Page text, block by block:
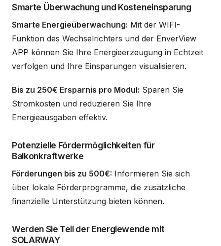
Smarte Überwachung und Kosteneinsparung
Smarte Energieüberwachung: Mit der WIFI-
Funktion des Wechselrichters und der EnverView
APP können Sie Ihre Energieerzeugung in Echtzeit
verfolgen und Ihre Einsparungen visualisieren.
Bis zu 250€ Ersparnis pro Modul: Sparen Sie
Stromkosten und reduzieren Sie Ihre
Energieausgaben effektiv.
Potenzielle Fördermöglichkeiten für
Balkonkraftwerke
Förderungen bis zu 500€: Informieren Sie sich
über lokale Förderprogramme, die zusätzliche
finanzielle Unterstützung bieten können.
Werden Sie Teil der Energiewende mit
SOLARWAY